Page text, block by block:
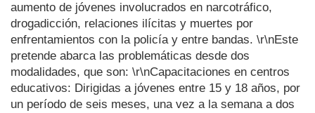
aumento de jóvenes involucrados en narcotráfico,
drogadicción, relaciones ilícitas y muertes por
enfrentamientos con la policía y entre bandas. \r\nEste
pretende abarca las problemáticas desde dos
modalidades, que son: \r\nCapacitaciones en centros
educativos: Dirigidas a jóvenes entre 15 y 18 años, por
un período de seis meses, una vez a la semana a dos